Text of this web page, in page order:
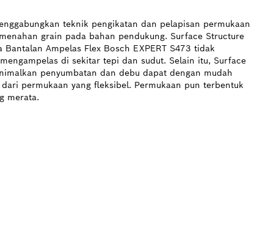
teknik pengikatan dan pelapisan permukaan
grain pada bahan pendukung. Surface Structure
Bantalan Ampelas Flex Bosch EXPERT S473 tidak
di sekitar tepi dan sudut. Selain itu, Surface
penyumbatan dan debu dapat dengan mudah
permukaan yang fleksibel. Permukaan pun terbentuk
merata.